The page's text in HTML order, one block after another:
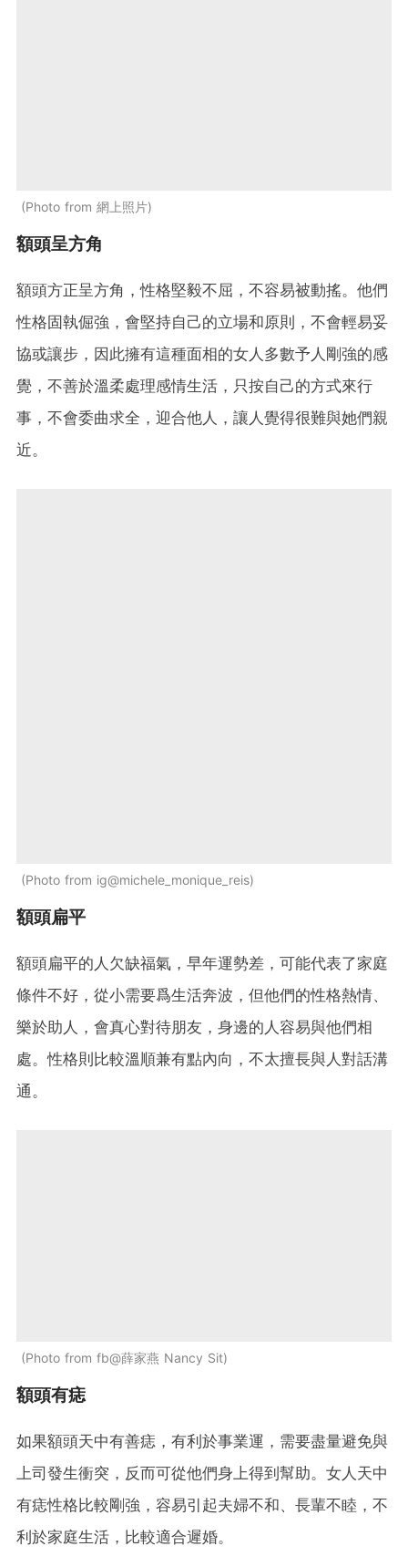
Photo from 網上照片
額頭呈方角
額頭方正呈方角，性格堅毅不屈，不容易被動搖。他們
性格固執倔強，會堅持自己的立場和原則，不會輕易妥
協或讓步，因此擁有這種面相的女人多數予人剛強的感
覺，不善於溫柔處理感情生活，只按自己的方式來行
事，不會委曲求全，迎合他人，讓人覺得很難與她們親
近。
Photo from ig@michele_monique_reis
額頭扁平
額頭扁平的人欠缺福氣，早年運勢差，可能代表了家庭
條件不好，從小需要爲生活奔波，但他們的性格熱情、
樂於助人，會真心對待朋友，身邊的人容易與他們相
處。性格則比較溫順兼有點內向，不太擅長與人對話溝
通。
Photo from fb@薛家燕 Nancy Sit
額頭有痣
如果額頭天中有善痣，有利於事業運，需要盡量避免與
上司發生衝突，反而可從他們身上得到幫助。女人天中
有痣性格比較剛強，容易引起夫婦不和、長輩不睦，不
利於家庭生活，比較適合遲婚。